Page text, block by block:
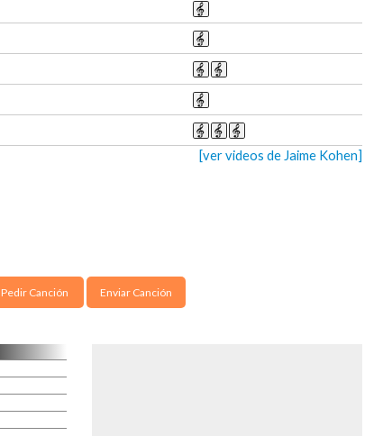
[ver videos de Jaime Kohen]
Pedir Canción Enviar Canción